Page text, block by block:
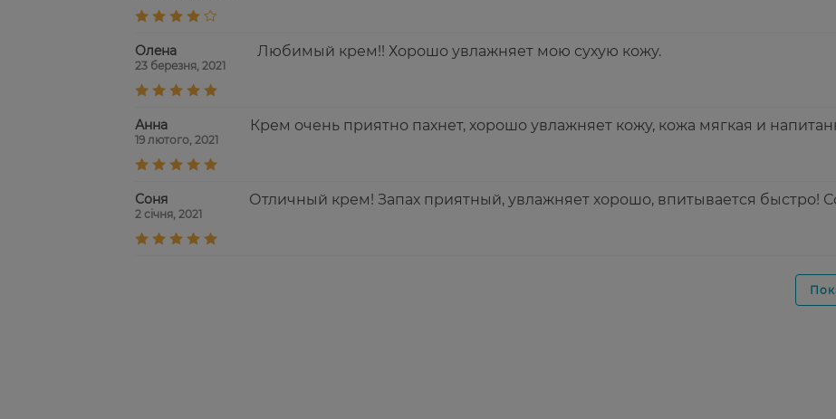
Олeна
23 березня, 2021
Любимый крем!! Хорошо увлажняет мою сухую кожу.
Анна
19 лютого, 2021
Крем очень приятно пахнет, хорошо увлажняет кожу, кожа мягкая и
Соня
2 січня, 2021
Отличный крем! Запах приятный, увлажняет хорошо, впитывается быстро!